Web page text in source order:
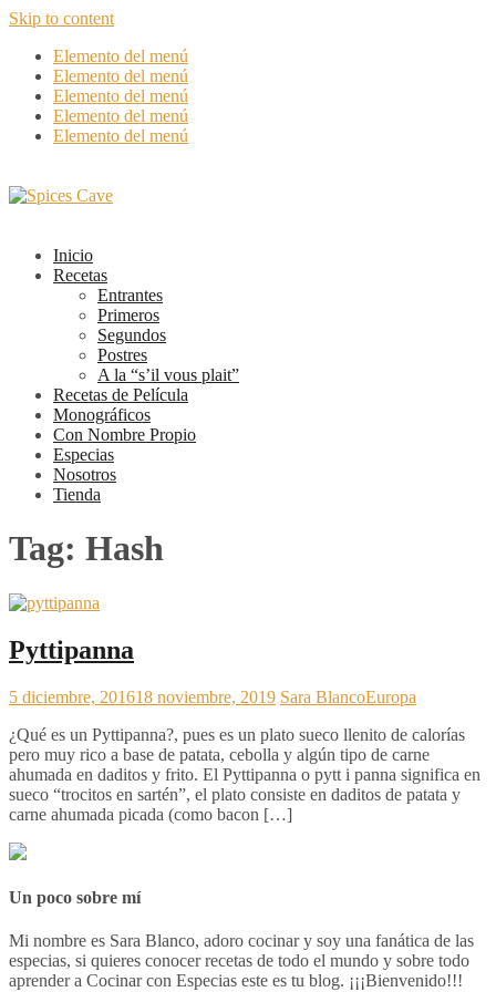
Skip to content
Elemento del menú
Elemento del menú
Elemento del menú
Elemento del menú
Elemento del menú
Inicio
Recetas
Entrantes
Primeros
Segundos
Postres
A la “s’il vous plait”
Recetas de Película
Monográficos
Con Nombre Propio
Especias
Nosotros
Tienda
Tag: Hash
Pyttipanna
5 diciembre, 201618 noviembre, 2019 Sara BlancoEuropa
¿Qué es un Pyttipanna?, pues es un plato sueco llenito de calorías
pero muy rico a base de patata, cebolla y algún tipo de carne
ahumada en daditos y frito. El Pyttipanna o pytt i panna significa en
sueco “trocitos en sartén”, el plato consiste en daditos de patata y
carne ahumada picada (como bacon […]
Un poco sobre mí
Mi nombre es Sara Blanco, adoro cocinar y soy una fanática de las
especias, si quieres conocer recetas de todo el mundo y sobre todo
aprender a Cocinar con Especias este es tu blog. ¡¡¡Bienvenido!!!